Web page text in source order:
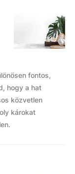
fontos,
hogy a hat
közvetlen
károkat